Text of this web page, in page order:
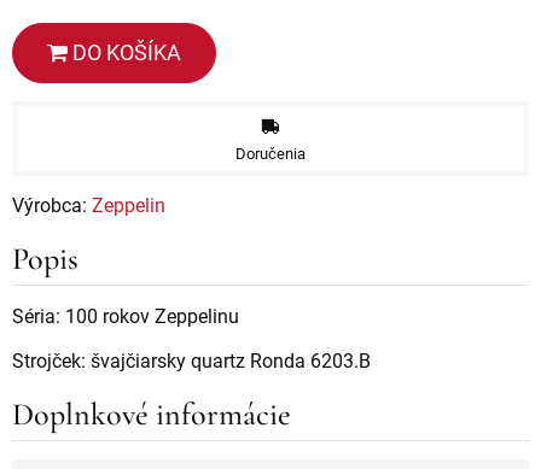
DO KOŠÍKA
Doručenia
Výrobca: Zeppelin
Popis
Séria: 100 rokov Zeppelinu
Strojček: švajčiarsky quartz Ronda 6203.B
Doplnkové informácie